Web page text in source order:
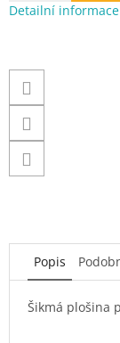
Detailní informace
Popis
Šikmá plošina